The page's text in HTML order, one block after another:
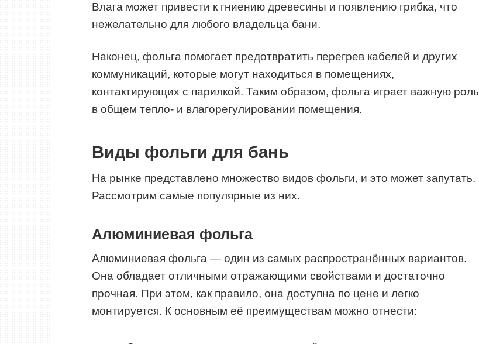
Влага может привести к гниению древесины и появлению грибка, что
нежелательно для любого владельца бани.
Наконец, фольга помогает предотвратить перегрев кабелей и других
коммуникаций, которые могут находиться в помещениях,
контактирующих с парилкой. Таким образом, фольга играет важную роль
в общем тепло- и влагорегулировании помещения.
Виды фольги для бань
На рынке представлено множество видов фольги, и это может запутать.
Рассмотрим самые популярные из них.
Алюминиевая фольга
Алюминиевая фольга — один из самых распространённых вариантов.
Она обладает отличными отражающими свойствами и достаточно
прочная. При этом, как правило, она доступна по цене и легко
монтируется. К основным её преимуществам можно отнести: